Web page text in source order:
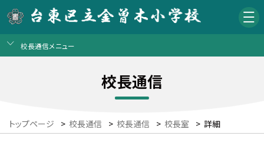
校長通信メニュー
校長通信
トップページ > 校長通信 > 校長通信 > 校長室 > 詳細